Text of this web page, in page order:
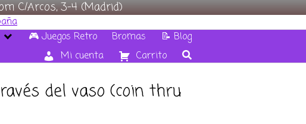
C/Arcos, 3-4 (Madrid)
🎮 Juegos Retro Bromas
📝 Blog
Mi cuenta
Carrito
del vaso (coin thru